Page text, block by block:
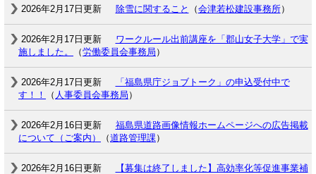
2026年2月17日更新 除雪に関すること （会津若松建設事務所）
2026年2月17日更新
ワークルール出前講座を「郡山女子大学」で実
施しました。
（労働委員会事務局 ）
2026年2月17日更新
「福島県庁ジョブトーク」の申込受付中で
す！！
（ 人事委員会事務局 ）
2026年2月16日更新
福島県道路画像情報ホームページへの広告掲載
について（ご案内）
（道路管理課）
2026年2月16日更新
【募集は終了しました】高効率化等促進事業補